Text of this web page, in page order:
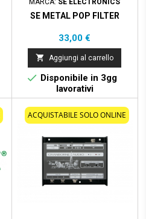
SE METAL POP FILTER
Prezzo
33,00 €
 Aggiungi al carrello
 Disponibile in 3gg
lavorativi
ACQUISTABILE SOLO ONLINE